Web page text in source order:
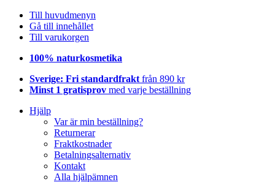
Till huvudmenyn
Gå till innehållet
Till varukorgen
100% naturkosmetika
Sverige: Fri standardfrakt från 890 kr
Minst 1 gratisprov med varje beställning
Hjälp
Var är min beställning?
Returnerar
Fraktkostnader
Betalningsalternativ
Kontakt
Alla hjälpämnen